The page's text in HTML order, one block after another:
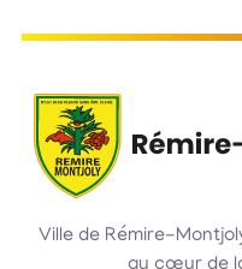
Ville de Rémire-